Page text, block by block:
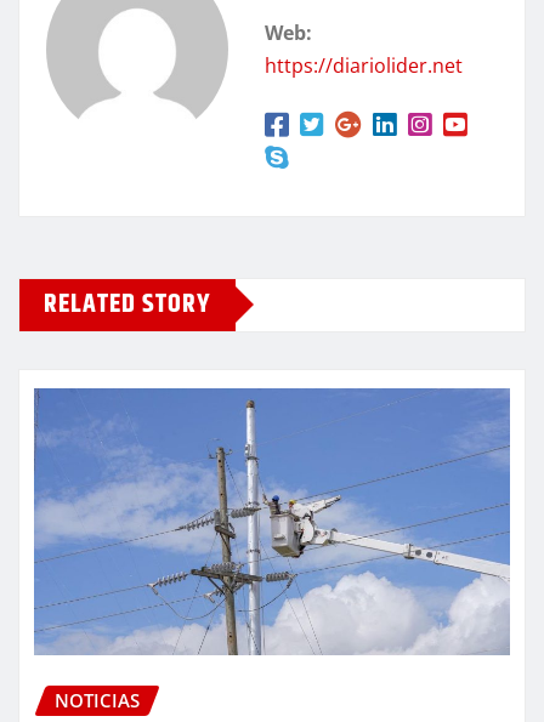
Web:
https://diariolider.net
RELATED STORY
NOTICIAS